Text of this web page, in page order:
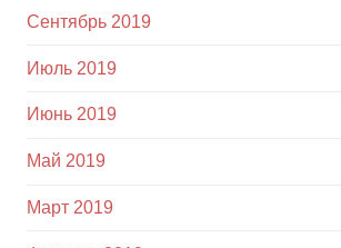
Сентябрь 2019
Июль 2019
Июнь 2019
Май 2019
Март 2019